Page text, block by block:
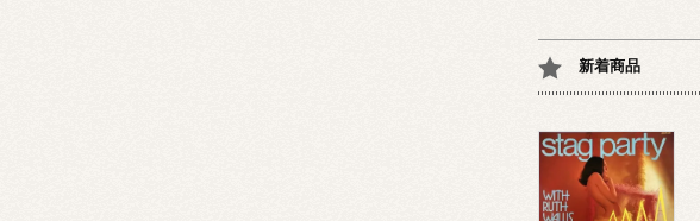
新着商品